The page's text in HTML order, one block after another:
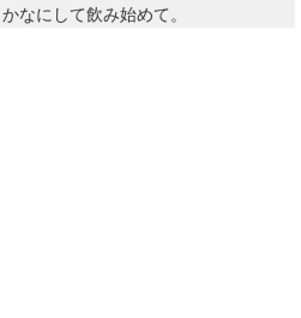
なにして飲み始めて。